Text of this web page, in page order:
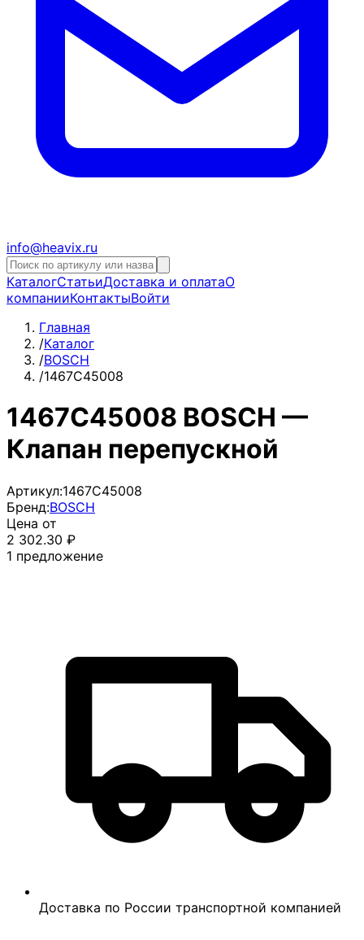
info@heavix.ru
КаталогСтатьиДоставка и оплатаО
компанииКонтактыВойти
Главная
/Каталог
/BOSCH
/1467C45008
1467C45008 BOSCH —
Клапан перепускной
Артикул:1467C45008
Бренд:BOSCH
Цена от
2 302.30 ₽
1 предложение
Доставка по России транспортной компанией